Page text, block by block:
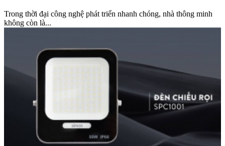
Trong thời đại công nghệ phát triển nhanh chóng, nhà thông minh
không còn là...